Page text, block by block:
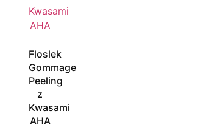
Floslek
Gommage
Peeling
z
Kwasami
AHA